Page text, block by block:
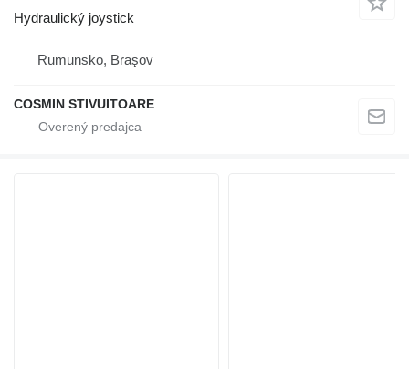
Hydraulický joystick
Rumunsko, Braşov
COSMIN STIVUITOARE